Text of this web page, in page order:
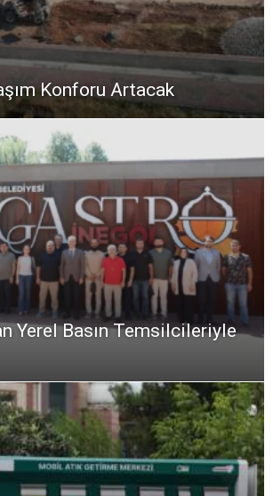
Konforu Artacak
Yerel Basın Temsilcileriyle